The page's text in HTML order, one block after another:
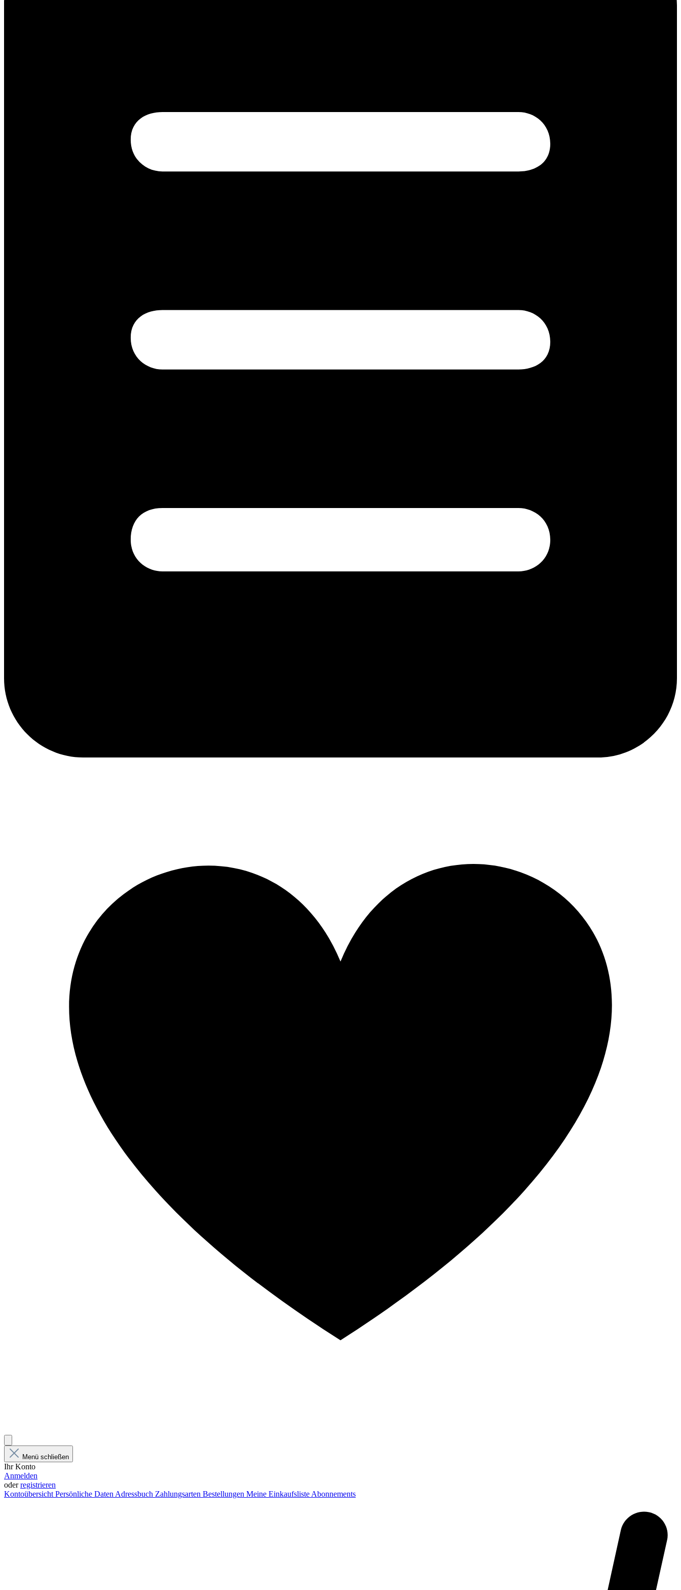
Menü schließen
Ihr Konto
Anmelden
oderregistrieren
KontoübersichtPersönliche DatenAdressbuch Zahlungsarten Bestellungen Meine EinkaufslisteAbonnements